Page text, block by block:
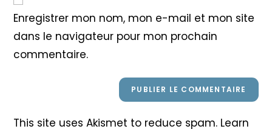
votre
site
(facultatif)
Enregistrer mon nom, mon e-mail et mon site
dans le navigateur pour mon prochain
commentaire.
This site uses Akismet to reduce spam. Learn